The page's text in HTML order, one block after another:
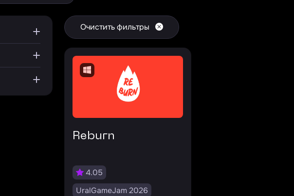
Очистить фильтры
Reburn
4.05
UralGameJam 2026